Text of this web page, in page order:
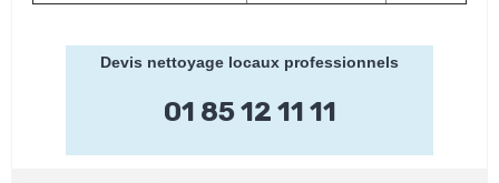
Devis nettoyage locaux professionnels
01 85 12 11 11